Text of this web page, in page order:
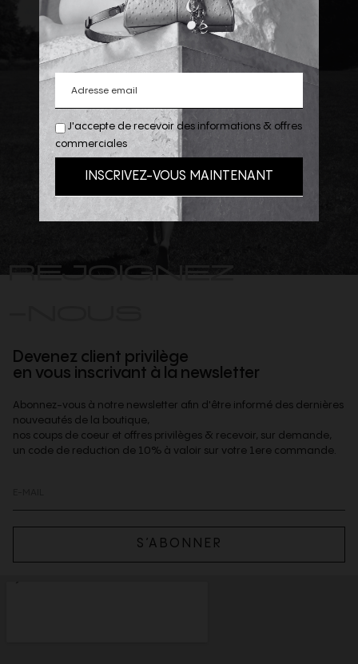
REJOIGNEZ
Devenez client privilège
en vous inscrivant à la newsletter
Abonnez-vous à notre newsletter afin d'être informé des dernières
nouveautés de la boutique,
nos coups de coeur et offres privilèges & recevoir, sur demande,
un code de reduction de 10% à valoir sur votre 1ere commande.
S’ABONNER
J'accepte de recevoir des informations & offres
commerciales